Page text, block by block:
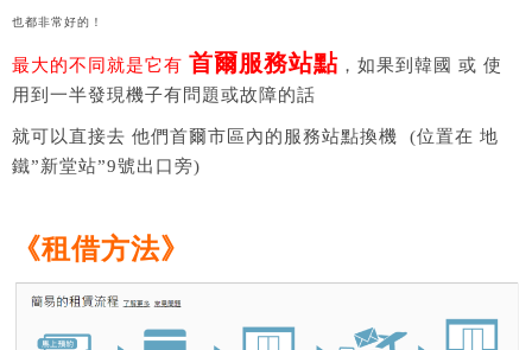
也都非常好的！
最大的不同就是它有 首爾服務站點 ，如果到韓國 或 使
用到一半發現機子有問題或故障的話
就可以直接去 他們首爾市區內的服務站點換機 (位置在 地
鐵”新堂站”9號出口旁)
《租借方法》